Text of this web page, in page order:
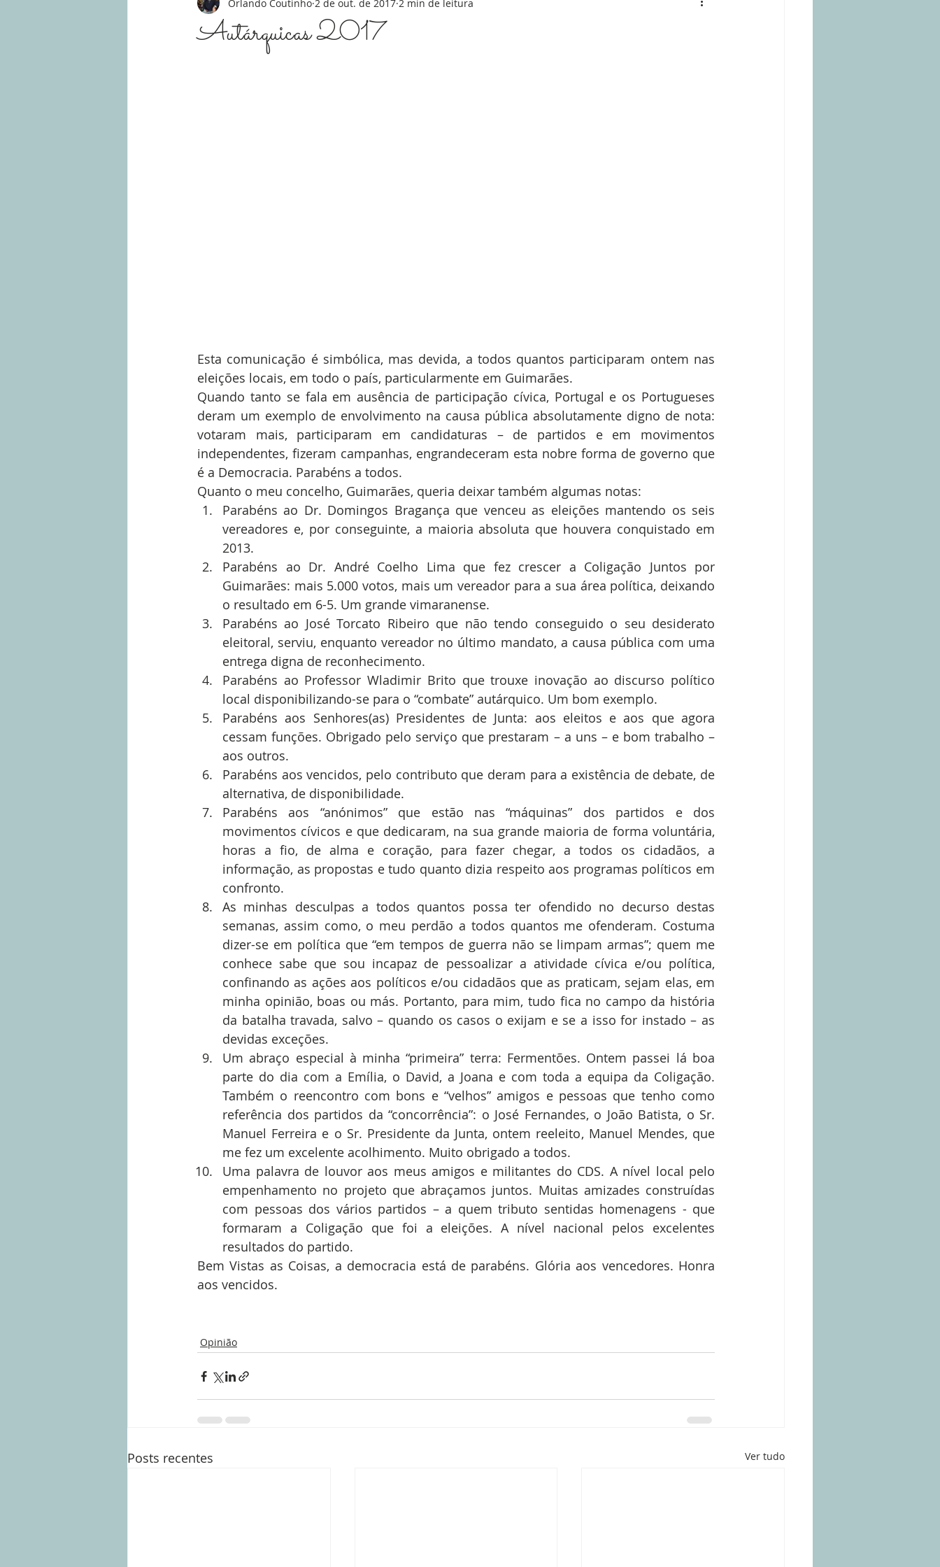
Autárquicas 2017
Orlando Coutinho 2 de out. de 2017 2 min de leitura
Esta comunicação é simbólica, mas devida, a todos quantos participaram ontem nas
eleições locais, em todo o país, particularmente em Guimarães.
Quando tanto se fala em ausência de participação cívica, Portugal e os Portugueses
deram um exemplo de envolvimento na causa pública absolutamente digno de nota:
votaram mais, participaram em candidaturas – de partidos e em movimentos
independentes, fizeram campanhas, engrandeceram esta nobre forma de governo que
é a Democracia. Parabéns a todos.
Quanto o meu concelho, Guimarães, queria deixar também algumas notas:
Parabéns ao Dr. Domingos Bragança que venceu as eleições mantendo os seis
vereadores e, por conseguinte, a maioria absoluta que houvera conquistado em
2013.
Parabéns ao Dr. André Coelho Lima que fez crescer a Coligação Juntos por
Guimarães: mais 5.000 votos, mais um vereador para a sua área política, deixando
o resultado em 6-5. Um grande vimaranense.
Parabéns ao José Torcato Ribeiro que não tendo conseguido o seu desiderato
eleitoral, serviu, enquanto vereador no último mandato, a causa pública com uma
entrega digna de reconhecimento.
Parabéns ao Professor Wladimir Brito que trouxe inovação ao discurso político
local disponibilizando-se para o “combate” autárquico. Um bom exemplo.
Parabéns aos Senhores(as) Presidentes de Junta: aos eleitos e aos que agora
cessam funções. Obrigado pelo serviço que prestaram – a uns – e bom trabalho –
aos outros.
Parabéns aos vencidos, pelo contributo que deram para a existência de debate, de
alternativa, de disponibilidade.
Parabéns aos “anónimos” que estão nas “máquinas” dos partidos e dos
movimentos cívicos e que dedicaram, na sua grande maioria de forma voluntária,
horas a fio, de alma e coração, para fazer chegar, a todos os cidadãos, a
informação, as propostas e tudo quanto dizia respeito aos programas políticos em
confronto.
As minhas desculpas a todos quantos possa ter ofendido no decurso destas
semanas, assim como, o meu perdão a todos quantos me ofenderam. Costuma
dizer-se em política que “em tempos de guerra não se limpam armas”; quem me
conhece sabe que sou incapaz de pessoalizar a atividade cívica e/ou política,
confinando as ações aos políticos e/ou cidadãos que as praticam, sejam elas, em
minha opinião, boas ou más. Portanto, para mim, tudo fica no campo da história
da batalha travada, salvo – quando os casos o exijam e se a isso for instado – as
devidas exceções.
Um abraço especial à minha “primeira” terra: Fermentões. Ontem passei lá boa
parte do dia com a Emília, o David, a Joana e com toda a equipa da Coligação.
Também o reencontro com bons e “velhos” amigos e pessoas que tenho como
referência dos partidos da “concorrência”: o José Fernandes, o João Batista, o Sr.
Manuel Ferreira e o Sr. Presidente da Junta, ontem reeleito, Manuel Mendes, que
me fez um excelente acolhimento. Muito obrigado a todos.
Uma palavra de louvor aos meus amigos e militantes do CDS. A nível local pelo
empenhamento no projeto que abraçamos juntos. Muitas amizades construídas
com pessoas dos vários partidos – a quem tributo sentidas homenagens - que
formaram a Coligação que foi a eleições. A nível nacional pelos excelentes
resultados do partido.
Bem Vistas as Coisas, a democracia está de parabéns. Glória aos vencedores. Honra
aos vencidos.
Opinião
Posts recentes Ver tudo